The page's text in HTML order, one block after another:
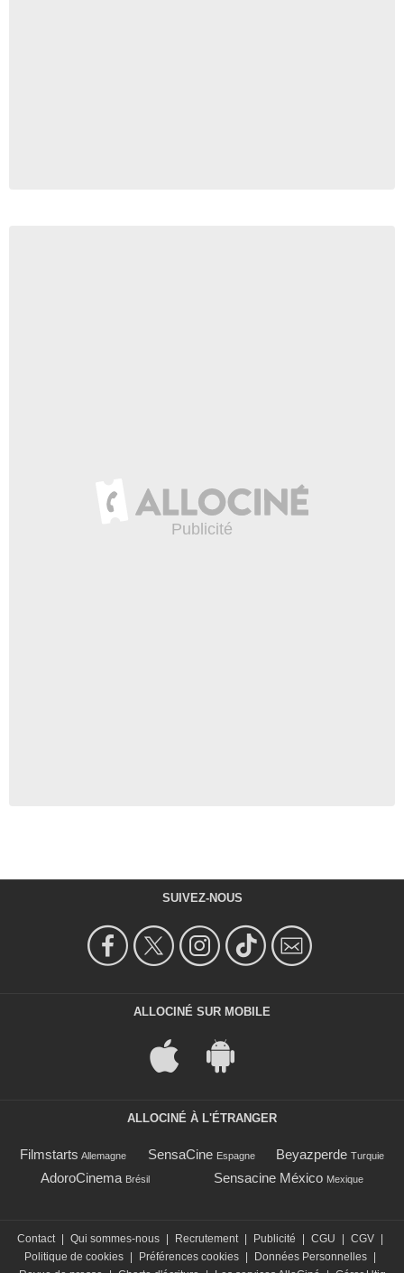
SUIVEZ-NOUS
ALLOCINÉ SUR MOBILE
ALLOCINÉ À L'ÉTRANGER
Filmstarts Allemagne SensaCine Espagne Beyazperde Turquie
AdoroCinema Brésil Sensacine México Mexique
Contact Qui sommes-nous Recrutement Publicité CGU CGV
Politique de cookies
Préférences cookies Données Personnelles